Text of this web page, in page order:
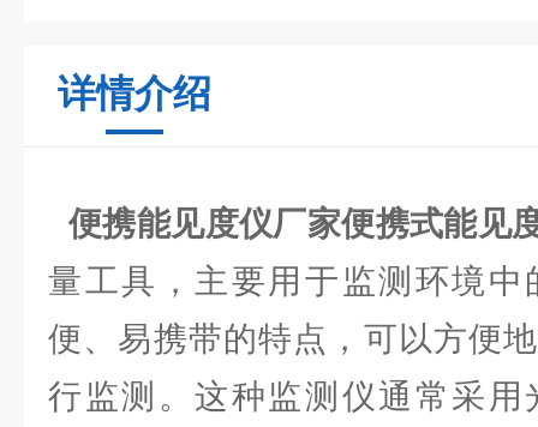
详情介绍
便携能见度仪厂家便携式能见
量工具，主要用于监测环境中
便、易携带的特点，可以方便
行监测。这种监测仪通常采用